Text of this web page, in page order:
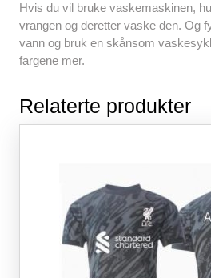
Hvis du vil bruke vaskemaskinen,
vrangen og deretter vaske den. Og
vann og bruk en skånsom
fargene mer.
Relaterte produkter